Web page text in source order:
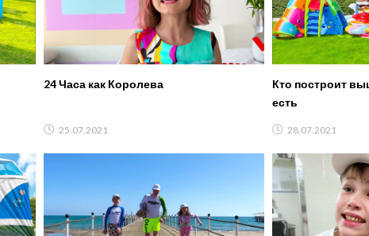
24 Часа как Королева
25.07.2021
Кто построит
есть
28.07.2021